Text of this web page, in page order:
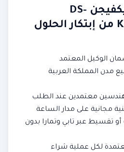
لماذا تشتري هيكفيجن DS-
K1T342EFWX-EN من إبتكار الحلول
مدن المملكة العربية
معتمدين عند الطلب
مجانية على مدار الساعة
تقسيط عبر تابي وتمارا بدون
لكل عملية شراء